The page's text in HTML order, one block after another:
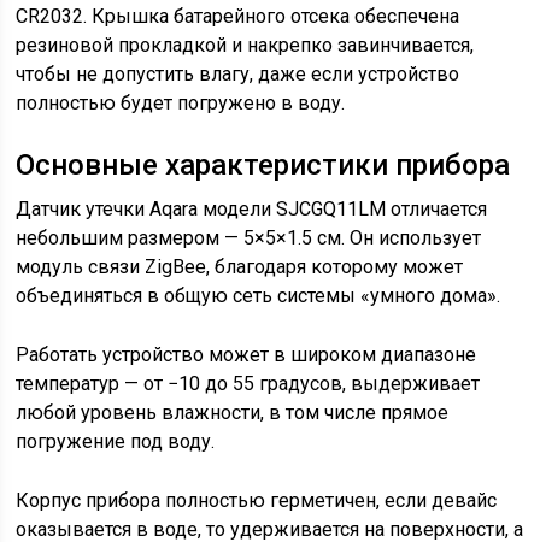
CR2032. Крышка батарейного отсека обеспечена
резиновой прокладкой и накрепко завинчивается,
чтобы не допустить влагу, даже если устройство
полностью будет погружено в воду.
Основные характеристики прибора
Датчик утечки Aqara модели SJCGQ11LM отличается
небольшим размером — 5×5×1.5 см. Он использует
модуль связи ZigBee, благодаря которому может
объединяться в общую сеть системы «умного дома».
Работать устройство может в широком диапазоне
температур — от −10 до 55 градусов, выдерживает
любой уровень влажности, в том числе прямое
погружение под воду.
Корпус прибора полностью герметичен, если девайс
оказывается в воде, то удерживается на поверхности, а